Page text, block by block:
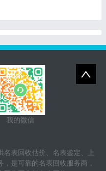
我的微信
名表回收估价、名表鉴定、上
是可靠的名表回收服务商，